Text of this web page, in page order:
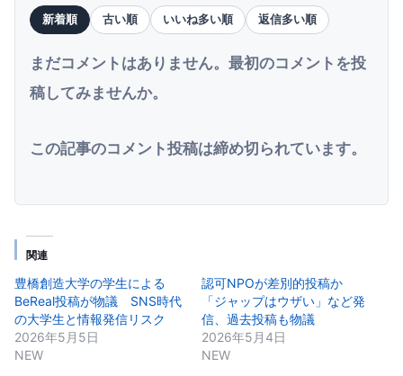
新着順 古い順 いいね多い順 返信多い順
まだコメントはありません。最初のコメントを投
稿してみませんか。
この記事のコメント投稿は締め切られています。
関連
豊橋創造大学の学生による
BeReal投稿が物議 SNS時代
の大学生と情報発信リスク
2026年5月5日
NEW
認可NPOが差別的投稿か
「ジャップはウザい」など発
信、過去投稿も物議
2026年5月4日
NEW